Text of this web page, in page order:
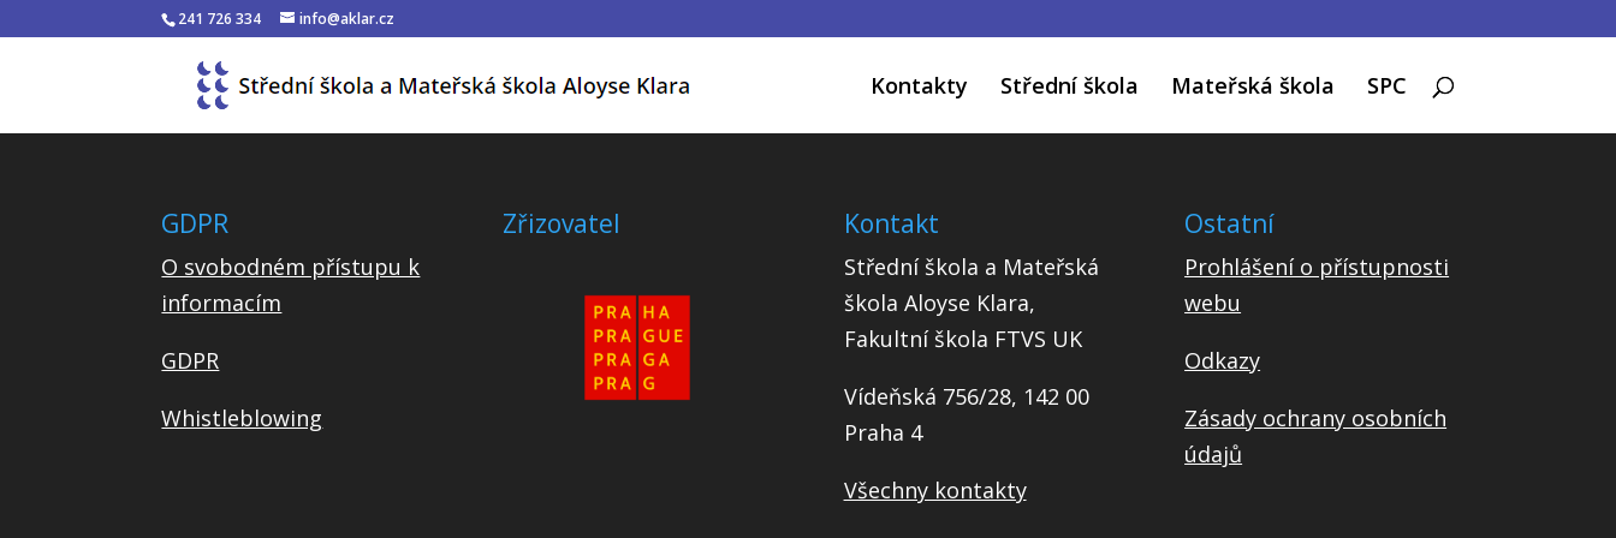
241 726 334 info@aklar.cz
Kontakty Střední škola Mateřská škola SPC
GDPR
O svobodném přístupu k
informacím
GDPR
Whistleblowing
Zřizovatel Kontakt
Střední škola a Mateřská
škola Aloyse Klara,
Fakultní škola FTVS UK
Vídeňská 756/28, 142 00
Praha 4
Všechny kontakty
Ostatní
Prohlášení o přístupnosti
webu
Odkazy
Zásady ochrany osobních
údajů